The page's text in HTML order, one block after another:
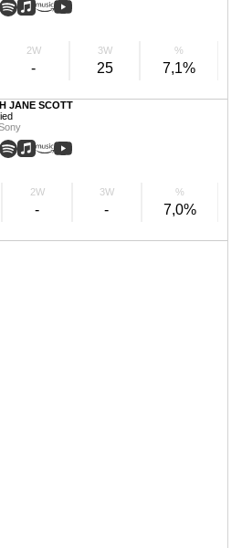
2W
-
3W
25
%
7,1%
JANE SCOTT
2W
-
3W
-
%
7,0%